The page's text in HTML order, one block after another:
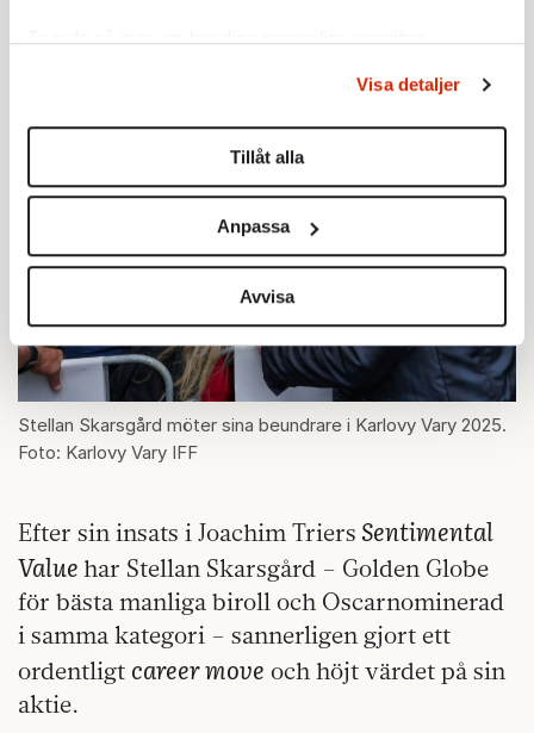
Du kan ändra eller dra tillbaka ditt samtycke när som
helst från cookie-förklaringen.
Vi använder enhetsidentifierare för att anpassa innehållet
för sociala medier och analysera vår trafik. Vi
vidarebefordrar även sådana identifierare och annan
information från din enhet till de sociala medier och
annons- och analysföretag som vi samarbetar med.
Dessa kan i sin tur kombinera informationen med annan
information som du har tillhandahållit eller som de har
Om du vill läsa mer om hur vi hanterar personuppgifter
kan du göra dethär
Visa detaljer
Tillåt alla
Anpassa
Avvisa
Stellan Skarsgård möter sina beundrare i Karlovy Vary 2025.
Foto: Karlovy Vary IFF
Efter sin insats i Joachim Triers Sentimental
Value har Stellan Skarsgård – Golden Globe
för bästa manliga biroll och Oscarnominerad
i samma kategori – sannerligen gjort ett
ordentligt career move och höjt värdet på sin
aktie.